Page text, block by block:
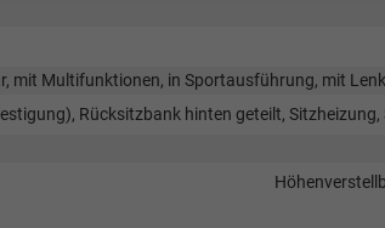
mit Multifunktionen, in Sportausführung, mit
Rücksitzbank hinten geteilt,